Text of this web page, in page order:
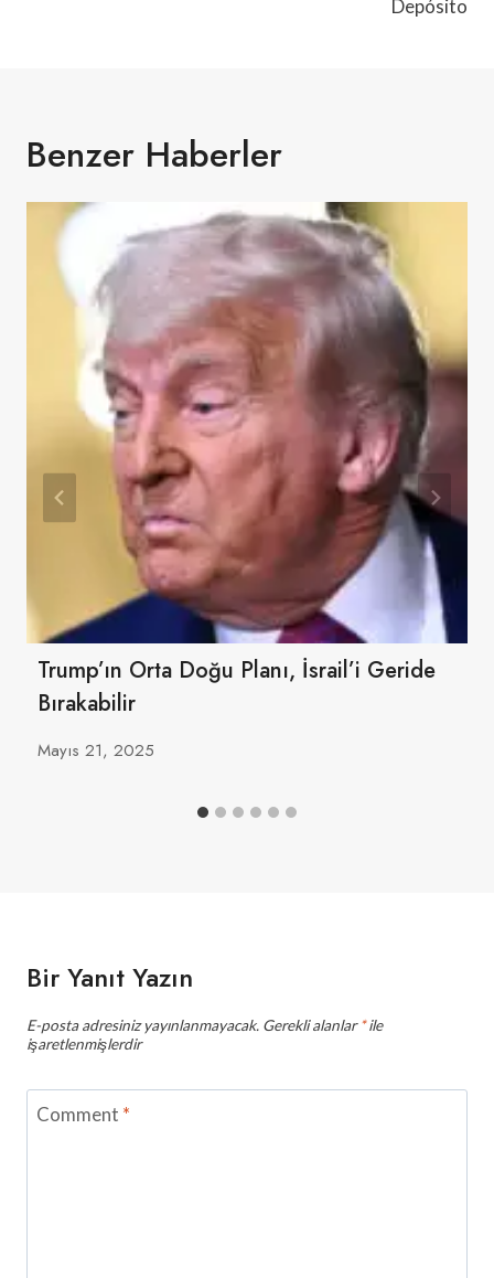
Depósito
Benzer Haberler
Trump’ın Orta Doğu Planı, İsrail’i Geride
Bırakabilir
Mayıs 21, 2025
Bir Yanıt Yazın
E-posta adresiniz yayınlanmayacak. Gerekli alanlar*ile
işaretlenmişlerdir
Comment *